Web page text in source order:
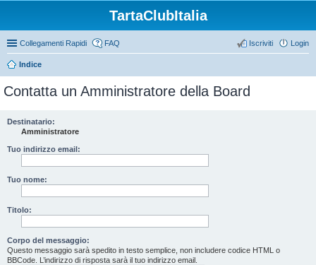
TartaClubItalia
Collegamenti Rapidi FAQ Login
Iscriviti
Indice
Contatta un Amministratore della Board
Destinatario:
Amministratore
Tuo indirizzo email:
Tuo nome:
Titolo:
Corpo del messaggio:
Questo messaggio sarà spedito in testo semplice, non includere codice HTML o
BBCode. L’indirizzo di risposta sarà il tuo indirizzo email.